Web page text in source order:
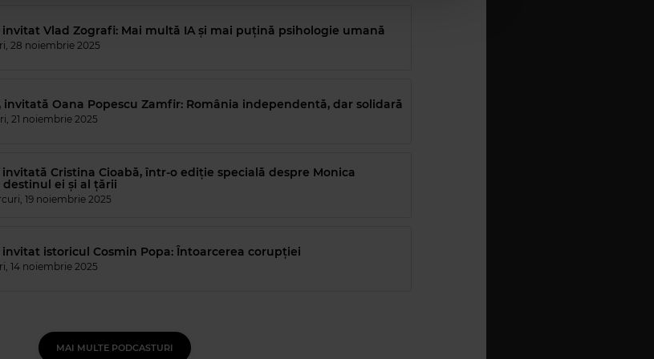
invitat Vlad Zografi: Mai multă IA și mai puțină psihologie umană
28 noiembrie 2025
invitată Oana Popescu Zamfir: România independentă, dar solidară
21 noiembrie 2025
invitată Cristina Cioabă, într-o ediție specială despre Monica
destinul ei și al țării
19 noiembrie 2025
invitat istoricul Cosmin Popa: Întoarcerea corupției
14 noiembrie 2025
MAI MULTE PODCASTURI